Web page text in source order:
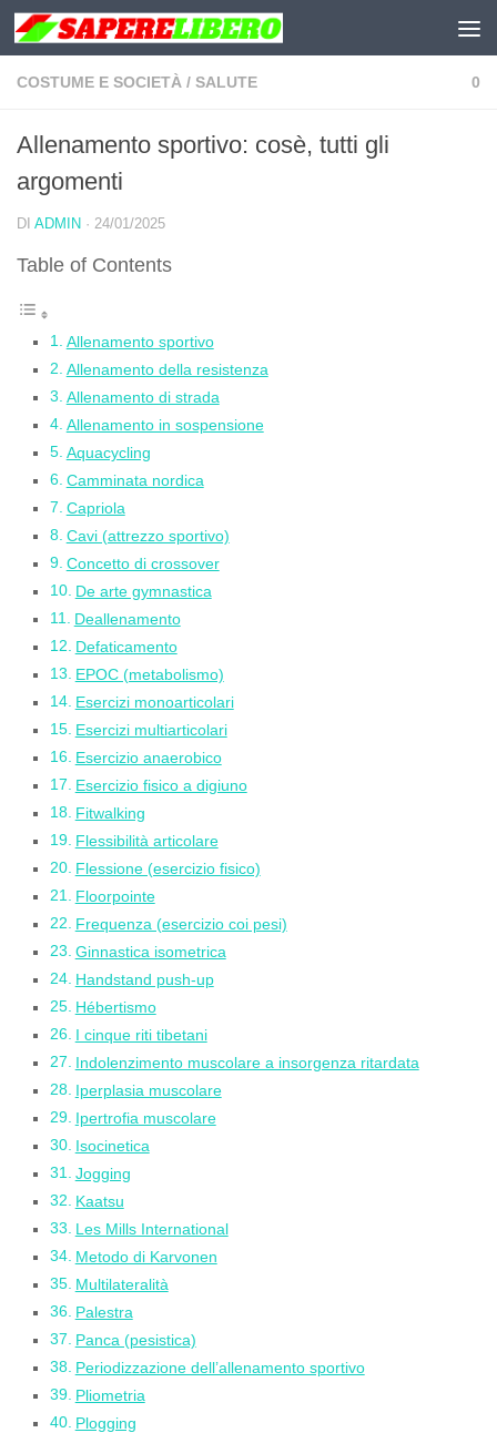
Salta al contenuto
COSTUME E SOCIETÀ / SALUTE 0
Allenamento sportivo: cosè, tutti gli
argomenti
DI ADMIN · 24/01/2025
Table of Contents
Allenamento sportivo
Allenamento della resistenza
Allenamento di strada
Allenamento in sospensione
Aquacycling
Camminata nordica
Capriola
Cavi (attrezzo sportivo)
Concetto di crossover
De arte gymnastica
Deallenamento
Defaticamento
EPOC (metabolismo)
Esercizi monoarticolari
Esercizi multiarticolari
Esercizio anaerobico
Esercizio fisico a digiuno
Fitwalking
Flessibilità articolare
Flessione (esercizio fisico)
Floorpointe
Frequenza (esercizio coi pesi)
Ginnastica isometrica
Handstand push-up
Hébertismo
I cinque riti tibetani
Indolenzimento muscolare a insorgenza ritardata
Iperplasia muscolare
Ipertrofia muscolare
Isocinetica
Jogging
Kaatsu
Les Mills International
Metodo di Karvonen
Multilateralità
Palestra
Panca (pesistica)
Periodizzazione dell’allenamento sportivo
Pliometria
Plogging